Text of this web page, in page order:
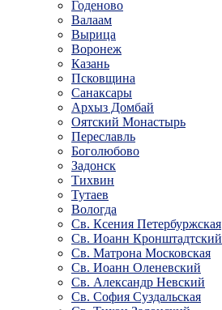
Годеново
Валаам
Вырица
Воронеж
Казань
Псковщина
Санаксары
Архыз Домбай
Оятский Монастырь
Переславль
Боголюбово
Задонск
Тихвин
Тутаев
Вологда
Св. Ксения Петербуржская
Св. Иоанн Кронштадтский
Св. Матрона Московская
Св. Иоанн Оленевский
Св. Александр Невский
Св. София Суздальская